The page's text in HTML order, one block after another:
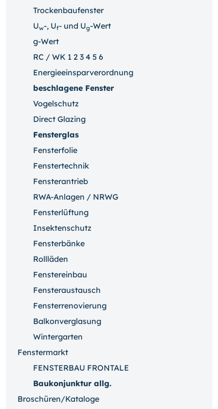
Trockenbaufenster
Uw-, Uf- und Ug-Wert
g-Wert
RC / WK 1 2 3 4 5 6
Energieeinsparverordnung
beschlagene Fenster
Vogelschutz
Direct Glazing
Fensterglas
Fensterfolie
Fenstertechnik
Fensterantrieb
RWA-Anlagen / NRWG
Fensterlüftung
Insektenschutz
Fensterbänke
Rollläden
Fenstereinbau
Fensteraustausch
Fensterrenovierung
Balkonverglasung
Wintergarten
Fenstermarkt
FENSTERBAU FRONTALE
Baukonjunktur allg.
Broschüren/Kataloge